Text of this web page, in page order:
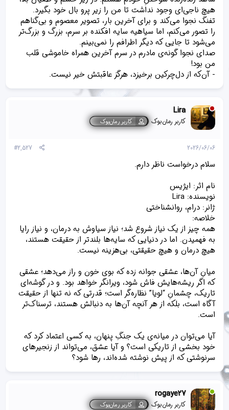
هیچ ناجی‌ای وجود نداشت تا من را زیر پرو بال خود بگیرد.
تفنگ نجوا می‌کند و برای آخرین بار، تصویر معصوم و بی‌گناهم
را تصور می‌کنم، اما سیاهیه سایه افکنده بر سرم، بزرگ و بزرگ‌تر‌
می‌شود تا جایی که‌ دیگر اطرافم را نمی‌‌بینم.
صدای نجوا گونه‌ی مادرم در سرم آخرین همراه خاموشی قلب
من بود!
- آن‌که از دل‌چرکین برخیزد، هرگز عاقبتش خیر نیست.
Lira
کاربر رمان‌بوک کاربر رمان‌بوک
2026/06/06
#2,527
سلام درخواست ناظر دارم.
نام اثر: ایژیس
نویسنده: Lira
ژانر: درام، روانشناختی
خلاصه:
همه چیز از یک نیاز شروع شد؛ نیاز سیاوش به درمان، و نیاز رایا
به فهمیدن. اما در دنیایی که سایه‌ها بلندتر از حقیقت هستند،
هیچ درمان و هیچ حقیقتی، بی‌هزینه نیست.
میانِ آن‌ها، عشقی جوانه زده که بوی خون و راز می‌دهد؛ عشقی
که اگر ریشه‌هایش فاش شود، ویرانگر خواهد بود. و در گوشه‌ای
تاریک، چشمانِ “لویا” نظاره‌گر است؛ قدرتی که نه تنها از حقیقت
آگاه است، بلکه از هر آنچه آن‌ها به دنبالش هستند، ترسناک‌تر
است.
آیا می‌توان در میانه‌ی یک جنگِ پنهان، به کسی اعتماد کرد که
خود بخشی از تاریکی است؟ و آیا عشق، می‌تواند از زنجیرهای
سرنوشتی که از پیش نوشته شده‌اند، رها شود؟
rogaye2۷
کاربر رمان‌بوک کاربر رمان‌بوک